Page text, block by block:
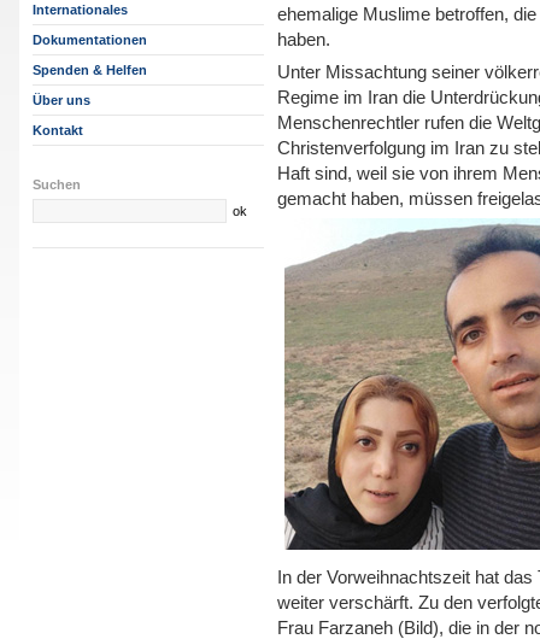
Internationales
Dokumentationen
Spenden & Helfen
Über uns
Kontakt
Suchen
ehemalige Muslime betroffen,
haben.
Unter Missachtung seiner
Regime im Iran die
Menschenrechtler rufen die
Christenverfolgung im Iran zu
Haft sind, weil sie von ihrem
gemacht haben, müssen
In der Vorweihnachtszeit hat
weiter verschärft. Zu den
Frau Farzaneh (Bild), die in der